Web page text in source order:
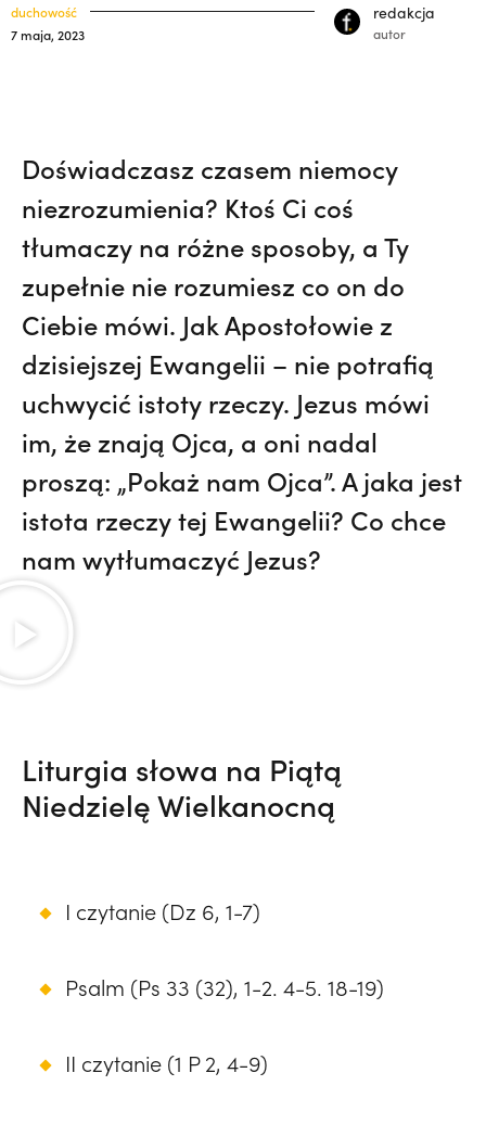
klasztory
święci
polskich misjonarzy? | JESTEM,
Nie
wiedziała, że żegna go na zawsze | JESTEM
duchowość
7 maja, 2023
redakcja
autor
Doświadczasz czasem niemocy
niezrozumienia? Ktoś Ci coś
tłumaczy na różne sposoby, a Ty
zupełnie nie rozumiesz co on do
Ciebie mówi. Jak Apostołowie z
dzisiejszej Ewangelii – nie potrafią
uchwycić istoty rzeczy. Jezus mówi
im, że znają Ojca, a oni nadal
proszą: „Pokaż nam Ojca”. A jaka jest
istota rzeczy tej Ewangelii? Co chce
nam wytłumaczyć Jezus?
Liturgia słowa na Piątą
Niedzielę Wielkanocną
I czytanie (Dz 6, 1-7)
Psalm (Ps 33 (32), 1-2. 4-5. 18-19)
II czytanie (1 P 2, 4-9)